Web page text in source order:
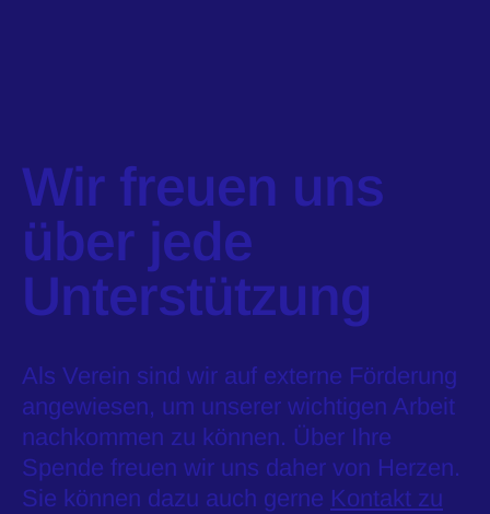
Wir freuen uns
über jede
Unterstützung
Als Verein sind wir auf externe Förderung
angewiesen, um unserer wichtigen Arbeit
nachkommen zu können. Über Ihre
Spende freuen wir uns daher von Herzen.
Sie können dazu auch gerne Kontakt zu